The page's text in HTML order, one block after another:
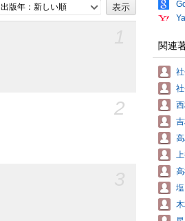
出版年：新しい順
2
関連